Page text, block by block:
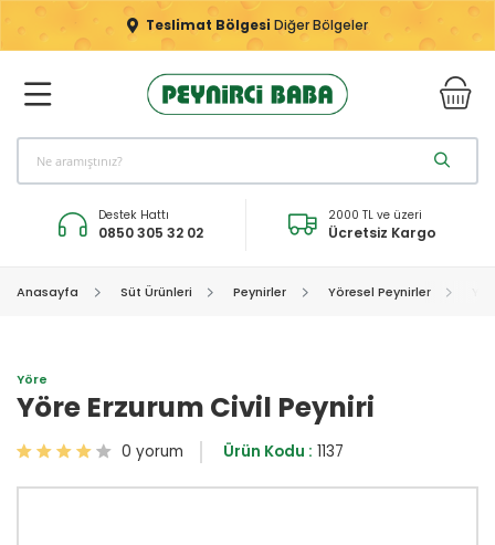
Teslimat Bölgesi Diğer Bölgeler
Destek Hattı
0850 305 32 02
2000 TL ve üzeri
Ücretsiz Kargo
Anasayfa Süt Ürünleri Peynirler Yöresel Peynirler
Yöre
Yöre Erzurum Civil Peyniri
0 yorum Ürün Kodu : 1137